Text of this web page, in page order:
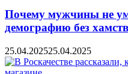
Почему мужчины не
демографию без
25.04.202525.04.2025